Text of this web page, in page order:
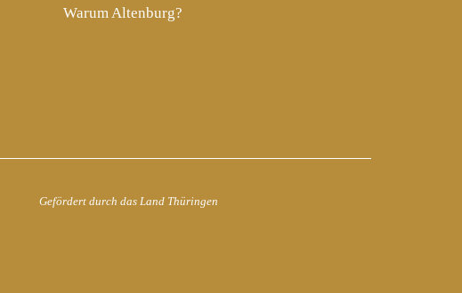
Warum Altenburg?
Gefördert durch das Land Thüringen